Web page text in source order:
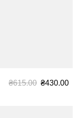
₴615.00 ₴430.00